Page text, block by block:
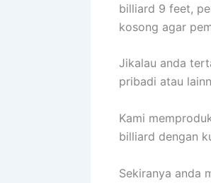
billiard 9 feet,
kosong agar
Jikalau anda
pribadi atau
Kami
billiard dengan
Sekiranya anda